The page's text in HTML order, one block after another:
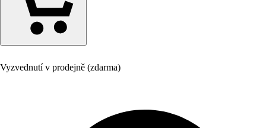
Vyzvednutí v prodejně (zdarma)